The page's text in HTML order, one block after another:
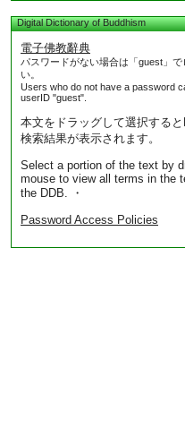
Digital Dictionary of Buddhism
電子佛教辭典
パスワードがない場合は「guest」で
い。
Users who do not have a password
userID "guest".
本文をドラッグして選択する
検索結果が表示されます。
Select a portion of the text by
mouse to view all terms in the
the DDB. ・
Password Access Policies